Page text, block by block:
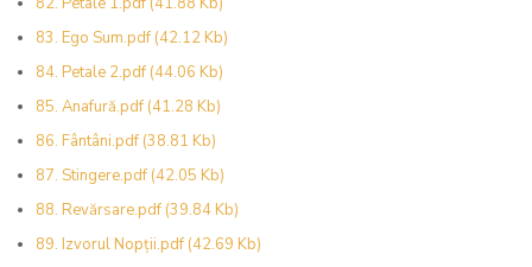
83. Ego Sum.pdf (42.12 Kb)
84. Petale 2.pdf (44.06 Kb)
85. Anafură.pdf (41.28 Kb)
86. Fântâni.pdf (38.81 Kb)
87. Stingere.pdf (42.05 Kb)
88. Revărsare.pdf (39.84 Kb)
89. Izvorul Nopții.pdf (42.69 Kb)